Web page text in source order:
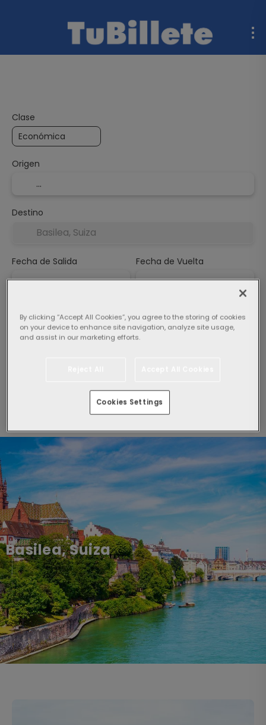
Basilea, Suiza
Clase
Origen
Destino
Fecha de Salida Fecha de Vuelta
1 Habitación,2 adultos
Haciendo click en "Buscar", acepto las
By clicking “Accept All Cookies”, you agree to the storing of cookies
on your device to enhance site navigation, analyze site usage,
and assist in our marketing efforts.
Cookies Settings